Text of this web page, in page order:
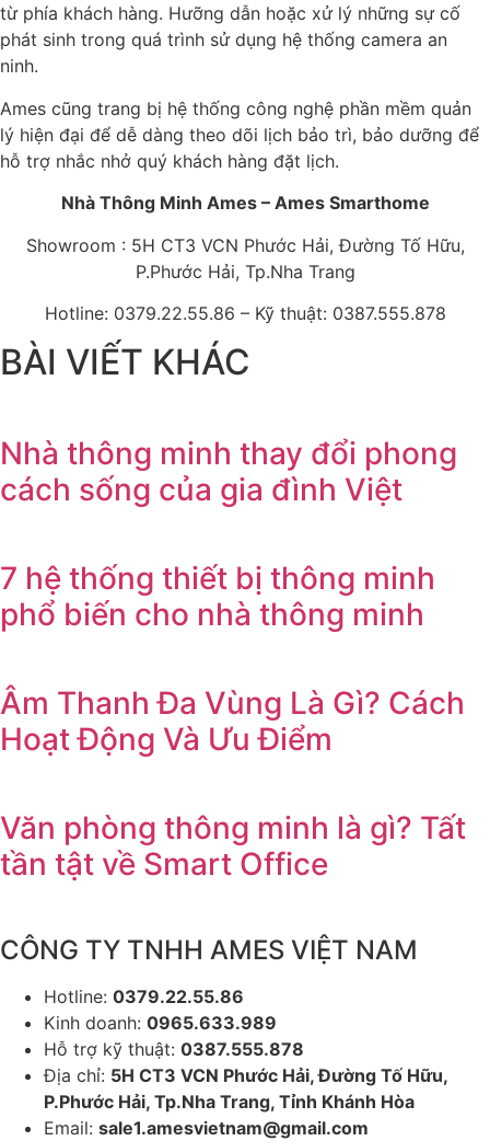
từ phía khách hàng. Hưỡng dẫn hoặc xử lý những sự cố
phát sinh trong quá trình sử dụng hệ thống camera an
ninh.
Ames cũng trang bị hệ thống công nghệ phần mềm quản
lý hiện đại để dễ dàng theo dõi lịch bảo trì, bảo dưỡng để
hỗ trợ nhắc nhở quý khách hàng đặt lịch.
Nhà Thông Minh Ames – Ames Smarthome
Showroom : 5H CT3 VCN Phước Hải, Đường Tố Hữu,
P.Phước Hải, Tp.Nha Trang
Hotline: 0379.22.55.86 – Kỹ thuật: 0387.555.878
BÀI VIẾT KHÁC
Nhà thông minh thay đổi phong
cách sống của gia đình Việt
7 hệ thống thiết bị thông minh
phổ biến cho nhà thông minh
Âm Thanh Đa Vùng Là Gì? Cách
Hoạt Động Và Ưu Điểm
Văn phòng thông minh là gì? Tất
tần tật về Smart Office
CÔNG TY TNHH AMES VIỆT NAM
Hotline: 0379.22.55.86
Kinh doanh: 0965.633.989
Hỗ trợ kỹ thuật: 0387.555.878
Địa chỉ: 5H CT3 VCN Phước Hải, Đường Tố Hữu,
P.Phước Hải, Tp.Nha Trang, Tỉnh Khánh Hòa
Email: sale1.amesvietnam@gmail.com